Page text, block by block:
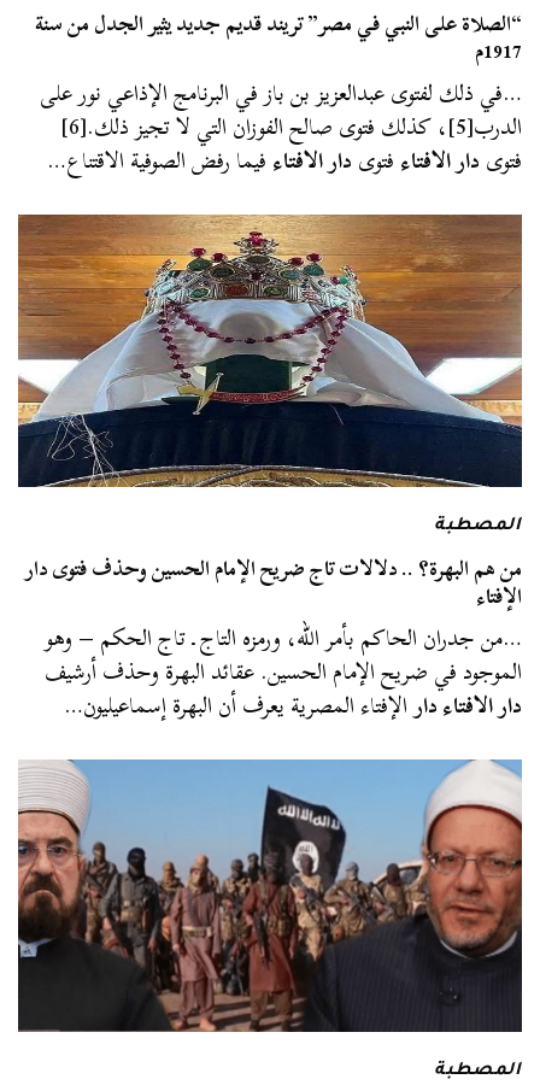
“الصلاة على النبي في مصر” تريند قديم جديد يثير الجدل من سنة
1917م
…في ذلك لفتوى عبدالعزيز بن باز في البرنامج الإذاعي نور على
الدرب[5]، كذلك فتوى صالح الفوزان التي لا تجيز ذلك.[6]
فتوىدار الافتاءفتوىدار الافتاءفيما رفض الصوفية الاقتناع…
المصطبة
من هم البهرة؟ .. دلالات تاج ضريح الإمام الحسين وحذف فتوى دار
الإفتاء
…من جدران الحاكم بأمر الله، ورمزه التاج ـ تاج الحكم – وهو
الموجود في ضريح الإمام الحسين. عقائد البهرة وحذف أرشيف
دار الافتاء دارالإفتاء المصرية يعرف أن البهرة إسماعيليون…
المصطبة